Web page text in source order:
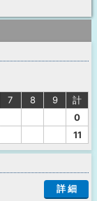
7 8 9
計
0
11
詳 細